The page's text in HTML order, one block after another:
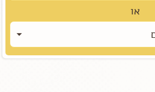
או